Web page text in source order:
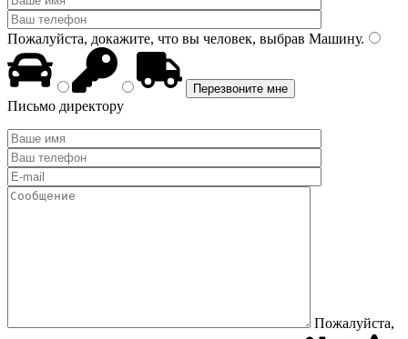
Пожалуйста, докажите, что вы человек, выбрав Машину.
Письмо директору
Пожалуйста,